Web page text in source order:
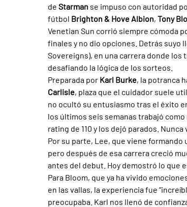
de Starman se impuso con autoridad
fútbol Brighton & Hove Albion, Tony
Venetian Sun corrió siempre cómoda
finales y no dio opciones. Detrás suyo
Sovereigns), en una carrera donde
desafiando la lógica de los sorteos.
Preparada por Karl Burke, la potranca
Carlisle, plaza que el cuidador suele
no ocultó su entusiasmo tras el éxito
los últimos seis semanas trabajó
rating de 110 y los dejó parados. Nunca
Por su parte, Lee, que viene formando
pero después de esa carrera creció
antes del debut. Hoy demostró lo que
Para Bloom, que ya ha vivido
en las vallas, la experiencia fue
preocupaba. Karl nos llenó de